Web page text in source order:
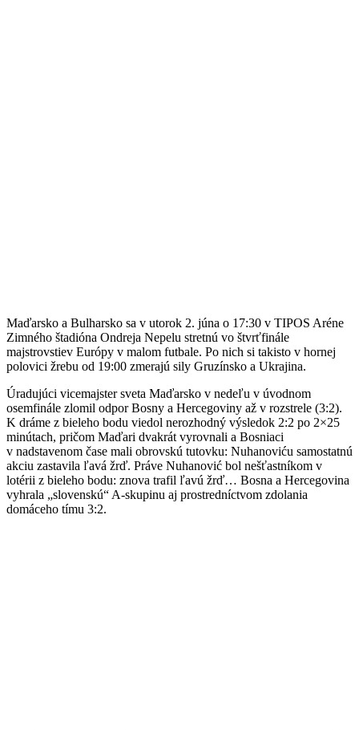
Maďarsko a Bulharsko sa v utorok 2. júna o 17:30 v TIPOS Aréne
Zimného štadióna Ondreja Nepelu stretnú vo štvrťfinále
majstrovstiev Európy v malom futbale. Po nich si takisto v hornej
polovici žrebu od 19:00 zmerajú sily Gruzínsko a Ukrajina.
Úradujúci vicemajster sveta Maďarsko v nedeľu v úvodnom
osemfinále zlomil odpor Bosny a Hercegoviny až v rozstrele (3:2).
K dráme z bieleho bodu viedol nerozhodný výsledok 2:2 po 2×25
minútach, pričom Maďari dvakrát vyrovnali a Bosniaci
v nadstavenom čase mali obrovskú tutovku: Nuhanoviću samostatnú
akciu zastavila ľavá žrď. Práve Nuhanović bol nešťastníkom v
lotérii z bieleho bodu: znova trafil ľavú žrď… Bosna a Hercegovina
vyhrala „slovenskú“ A-skupinu aj prostredníctvom zdolania
domáceho tímu 3:2.